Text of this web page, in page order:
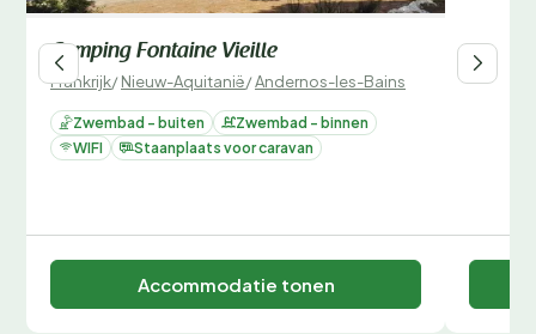
Camping Fontaine Vieille
Frankrijk/Nieuw-Aquitanië/Andernos-les-Bains
Zwembad - buiten
Zwembad - binnen
WIFI
Staanplaats voor caravan
Accommodatie tonen